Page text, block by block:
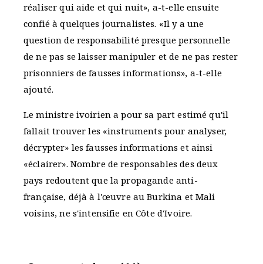
réaliser qui aide et qui nuit», a-t-elle ensuite
confié à quelques journalistes. «Il y a une
question de responsabilité presque personnelle
de ne pas se laisser manipuler et de ne pas rester
prisonniers de fausses informations», a-t-elle
ajouté.
Le ministre ivoirien a pour sa part estimé qu'il
fallait trouver les «instruments pour analyser,
décrypter» les fausses informations et ainsi
«éclairer». Nombre de responsables des deux
pays redoutent que la propagande anti-
française, déjà à l'œuvre au Burkina et Mali
voisins, ne s'intensifie en Côte d'Ivoire.